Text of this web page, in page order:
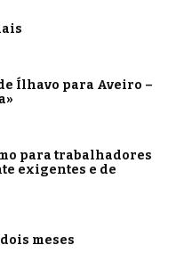
Ílhavo para Aveiro –
para trabalhadores
exigentes e de
meses